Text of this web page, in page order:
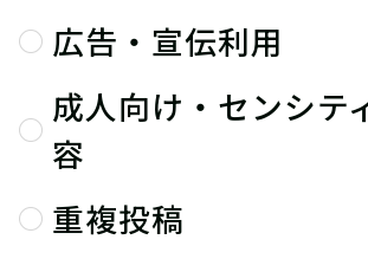
広告・宣伝利用
成人向け・センシテ
容
重複投稿